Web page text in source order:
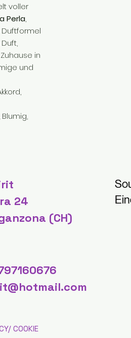
voller
Perla,
Duftformel
in
und
Blumig,
24
(CH)
COOKIE